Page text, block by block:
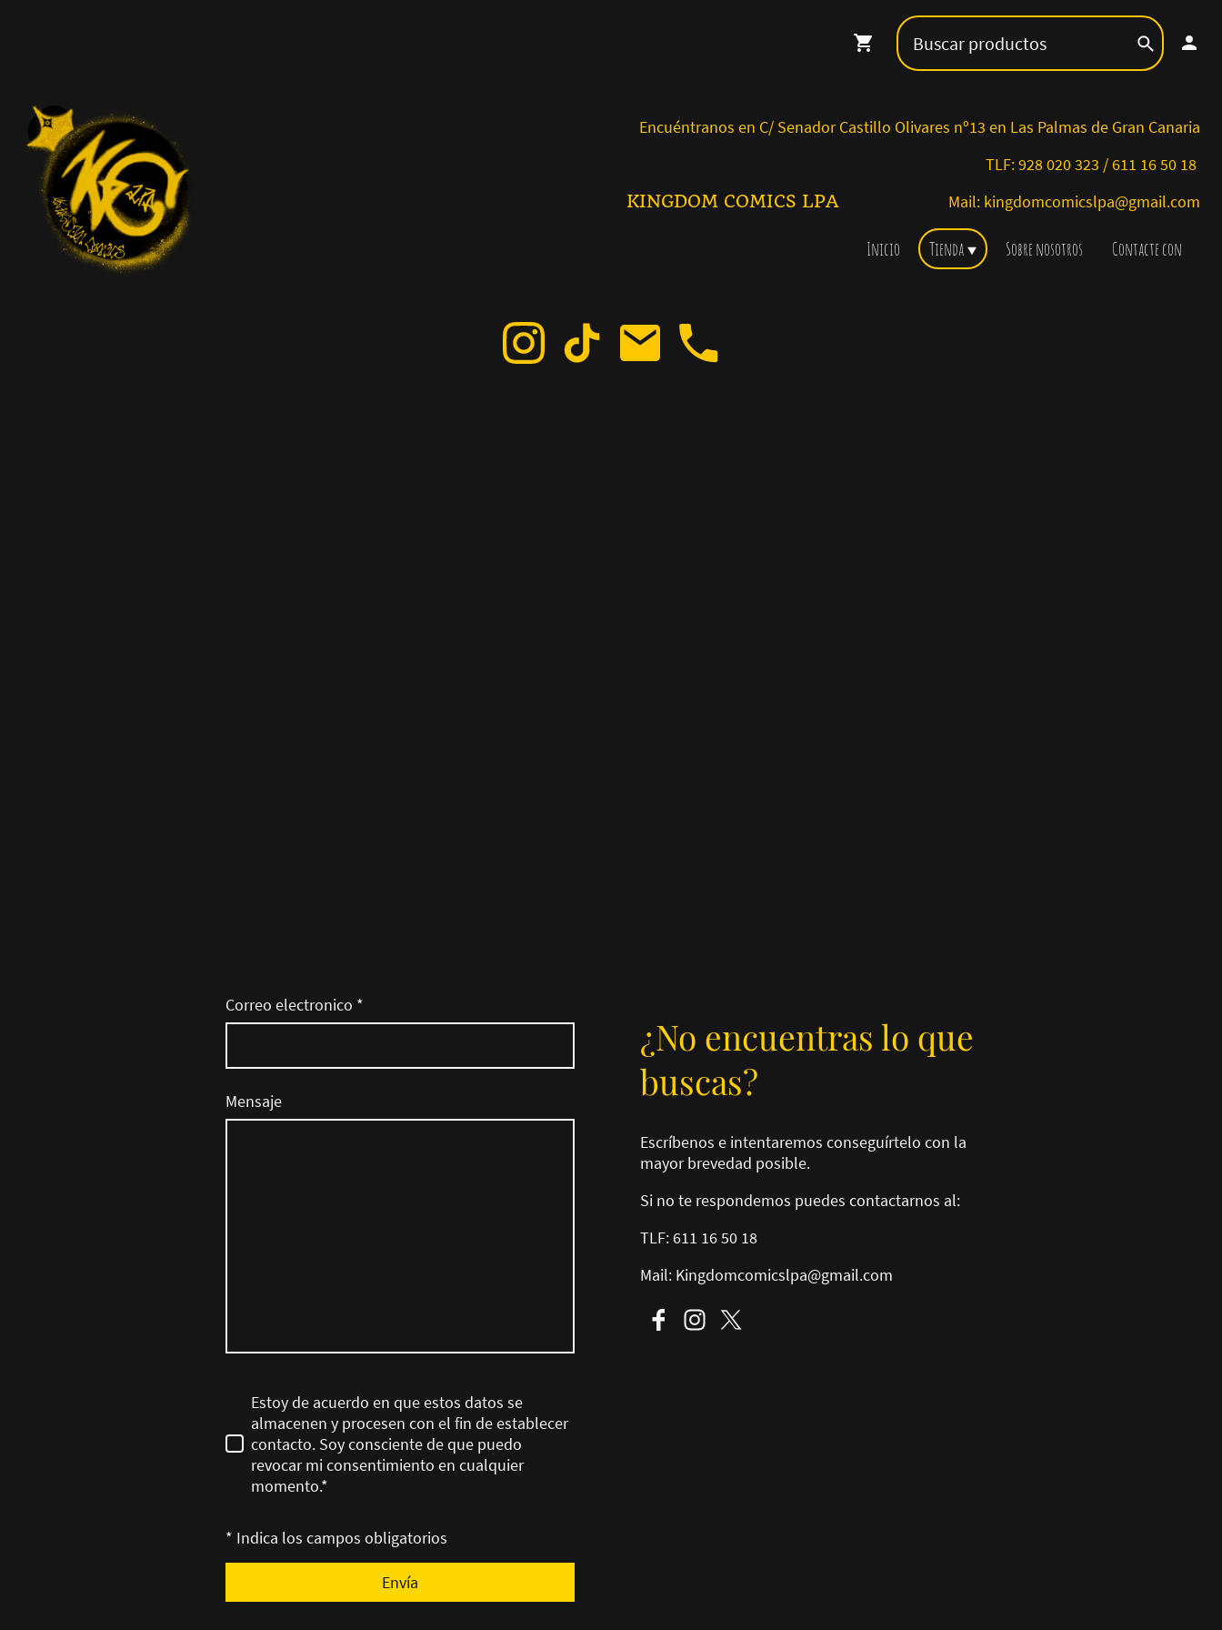
Encuéntranos en C/ Senador Castillo Olivares nº13 en Las Palmas de Gran Canaria
TLF: 928 020 323 / 611 16 50 18
KINGDOM COMICS LPA Mail: kingdomcomicslpa@gmail.com
Inicio Tienda Sobre nosotros Contacte con
Correo electronico *
Mensaje
Estoy de acuerdo en que estos datos se
almacenen y procesen con el fin de establecer
contacto. Soy consciente de que puedo
revocar mi consentimiento en cualquier
momento.*
* Indica los campos obligatorios
Envía
¿No encuentras lo que
buscas?
Escríbenos e intentaremos conseguírtelo con la
mayor brevedad posible.
Si no te respondemos puedes contactarnos al:
TLF: 611 16 50 18
Mail: Kingdomcomicslpa@gmail.com